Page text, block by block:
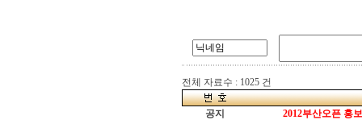
전체 자료수 : 1025 건
공지
2012부산오픈 홍